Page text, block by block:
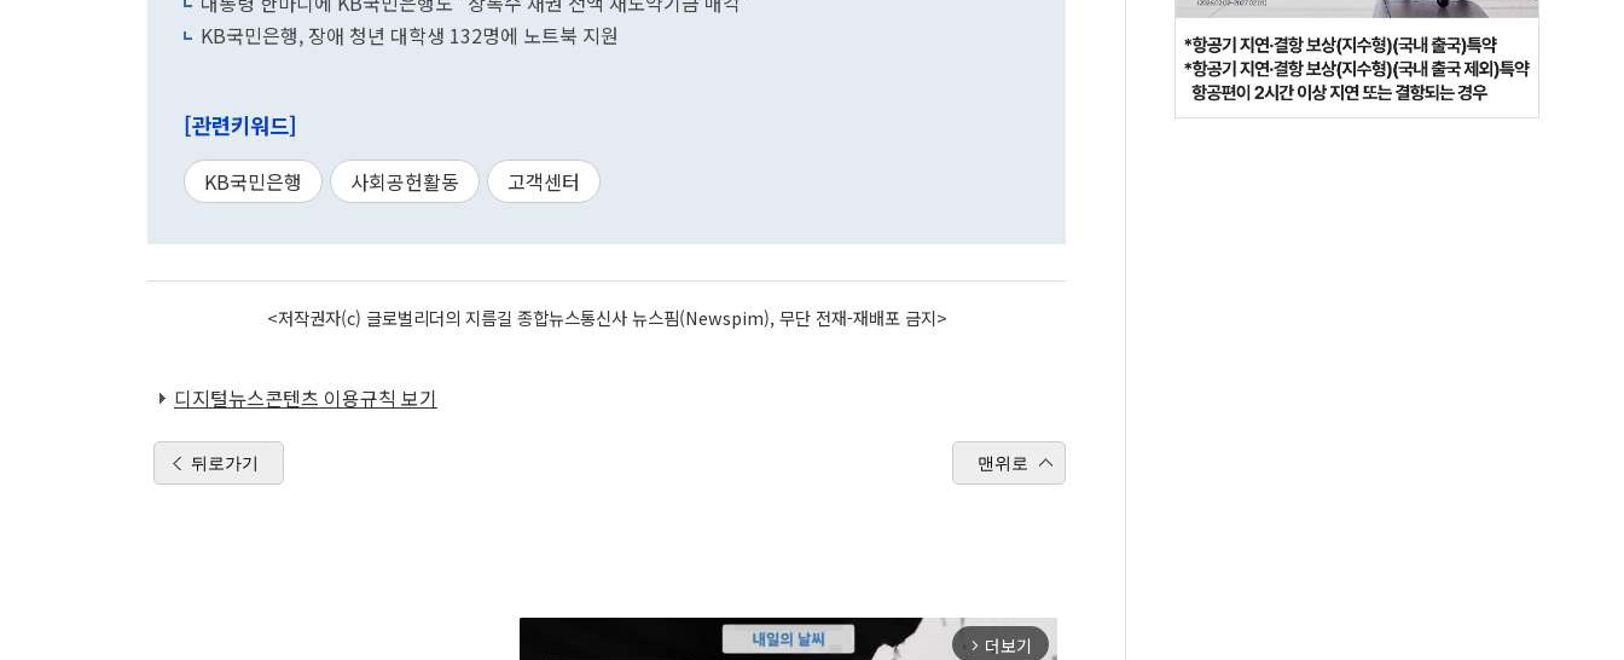
KB국민은행, 장애 청년 대학생 132명에 노트북 지원
[관련키워드]
KB국민은행 사회공헌활동 고객센터
<저작권자(c) 글로벌리더의 지름길 종합뉴스통신사 뉴스핌(Newspim), 무단 전재-재배포 금지>
디지털뉴스콘텐츠 이용규칙 보기
뒤로가기 맨위로
arrow_forward_ios 더보기